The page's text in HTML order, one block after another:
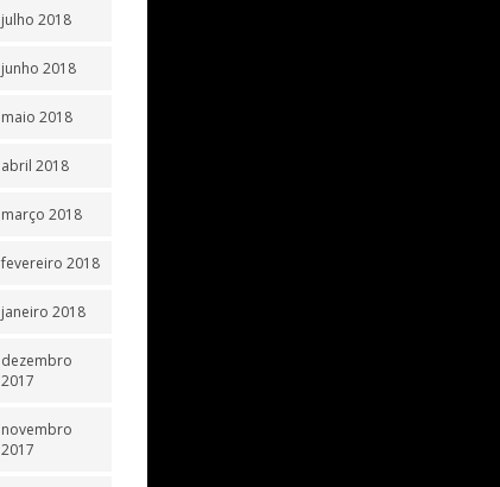
julho 2018
junho 2018
maio 2018
abril 2018
março 2018
fevereiro 2018
janeiro 2018
dezembro
2017
novembro
2017